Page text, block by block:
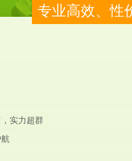
专业高效、性
实力超群